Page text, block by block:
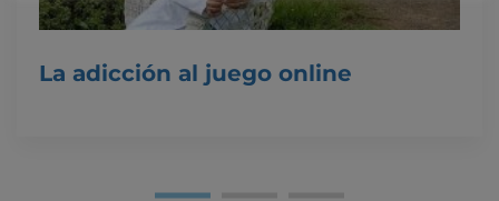
La adicción al juego online